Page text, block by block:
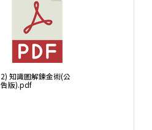
2) 知識圖解鍊金術(公
告版).pdf